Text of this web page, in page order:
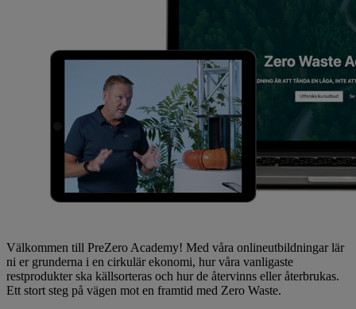
Välkommen till PreZero Academy! Med våra onlineutbildningar lär
ni er grunderna i en cirkulär ekonomi, hur våra vanligaste
restprodukter ska källsorteras och hur de återvinns eller återbrukas.
Ett stort steg på vägen mot en framtid med Zero Waste.